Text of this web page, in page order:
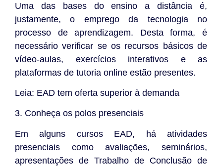
Uma das bases do ensino a distância é,
justamente, o emprego da tecnologia no
processo de aprendizagem. Desta forma, é
necessário verificar se os recursos básicos de
vídeo-aulas, exercícios interativos e as
plataformas de tutoria online estão presentes.
Leia: EAD tem oferta superior à demanda
3. Conheça os polos presenciais
Em alguns cursos EAD, há atividades
presenciais como avaliações, seminários,
apresentações de Trabalho de Conclusão de